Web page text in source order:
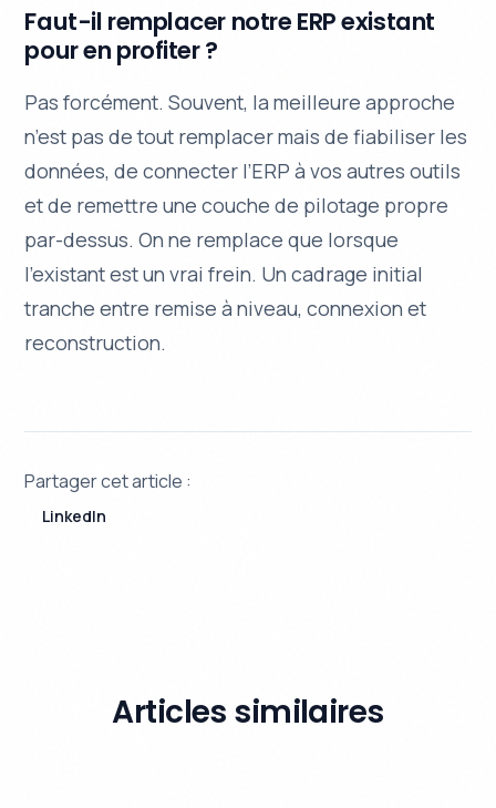
Faut-il remplacer notre ERP existant
pour en profiter ?
Pas forcément. Souvent, la meilleure approche
n’est pas de tout remplacer mais de fiabiliser les
données, de connecter l’ERP à vos autres outils
et de remettre une couche de pilotage propre
par-dessus. On ne remplace que lorsque
l’existant est un vrai frein. Un cadrage initial
tranche entre remise à niveau, connexion et
reconstruction.
Partager cet article :
LinkedIn
Articles similaires